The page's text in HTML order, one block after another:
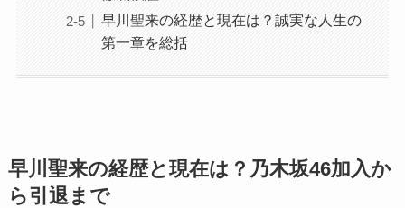
早川聖来の経歴と現在は？誠実な人生の
第一章を総括
早川聖来の経歴と現在は？乃木坂46加入か
ら引退まで